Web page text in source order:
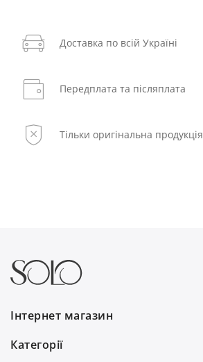
Доставка по всій Україні
Передплата та післяплата
Тільки оригінальна продукція
Інтернет магазин
Пн–Пт: 10:00–19:00
Категорії